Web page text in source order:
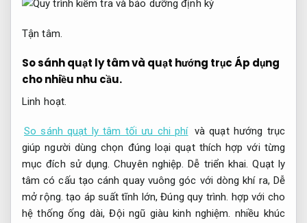
Tận tâm.
So sánh quạt ly tâm và quạt hướng trụcÁp dụng
cho nhiều nhu cầu.
Linh hoạt.
So sánh quạt ly tâm tối ưu chi phí và quạt hướng trục
giúp người dùng chọn đúng loại quạt thích hợp với từng
mục đích sử dụng.Chuyên nghiệp. Dễ triển khai. Quạt ly
tâm có cấu tạo cánh quay vuông góc với dòng khí ra, Dễ
mở rộng. tạo áp suất tĩnh lớn,Đúng quy trình. hợp với cho
hệ thống ống dài,Đội ngũ giàu kinh nghiệm. nhiều khúc